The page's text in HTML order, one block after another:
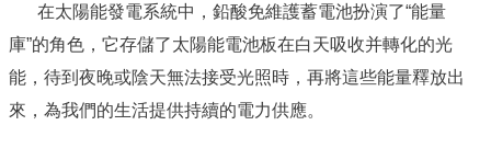
在太陽能發電系統中，鉛酸免維護蓄電池扮演了“能量
庫”的角色，它存儲了太陽能電池板在白天吸收并轉化的光
能，待到夜晚或陰天無法接受光照時，再將這些能量釋放出
來，為我們的生活提供持續的電力供應。